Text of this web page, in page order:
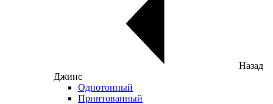
Назад
Джинс
Однотонный
Принтованный